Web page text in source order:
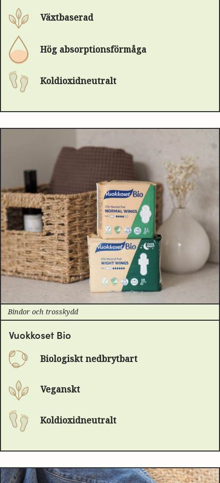
Växtbaserad
Hög absorptionsförmåga
Koldioxidneutralt
Bindor och trosskydd
Vuokkoset Bio
Biologiskt nedbrytbart
Veganskt
Koldioxidneutralt